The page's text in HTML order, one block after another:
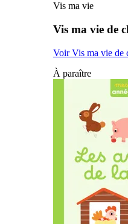
Vis ma vie
Vis ma vie de
Voir Vis ma vie de
À paraître